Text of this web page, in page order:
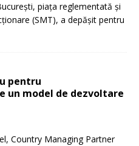
piața reglementată și
(SMT), a depășit pentru
pentru
un model de dezvoltare
Country Managing Partner